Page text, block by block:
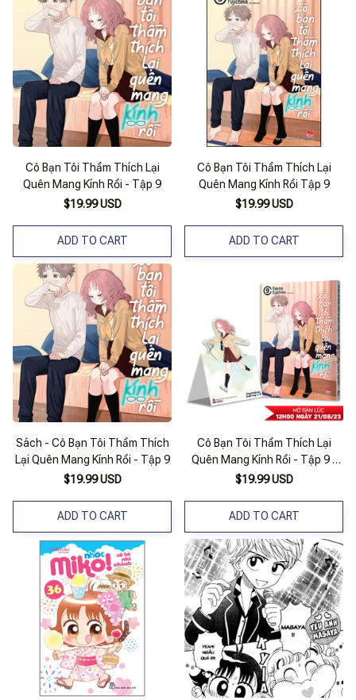
Cô Bạn Tôi Thầm Thích Lại
Quên Mang Kính Rồi - Tập 9
$19.99 USD
ADD TO CART
Cô Bạn Tôi Thầm Thích Lại
Quên Mang Kính Rồi Tập 9
$19.99 USD
ADD TO CART
Sách - Cô Bạn Tôi Thầm Thích
Lại Quên Mang Kính Rồi - Tập 9
$19.99 USD
ADD TO CART
Cô Bạn Tôi Thầm Thích Lại
Quên Mang Kính Rồi - Tập 9 -
Tặng Kèm Standee Ivory
$19.99 USD
ADD TO CART